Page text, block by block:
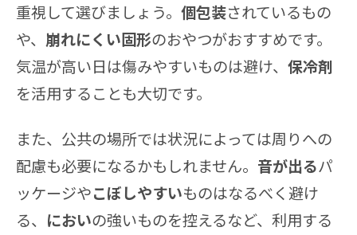
重視して選びましょう。 個包装されているもの
や、 崩れにくい固形のおやつがおすすめです。
気温が高い日は傷みやすいものは避け、 保冷剤
を活用することも大切です。
また、公共の場所では状況によっては周りへの
配慮も必要になるかもしれません。 音が出るパ
ッケージやこぼしやすいものはなるべく避け
る、 においの強いものを控えるなど、利用する